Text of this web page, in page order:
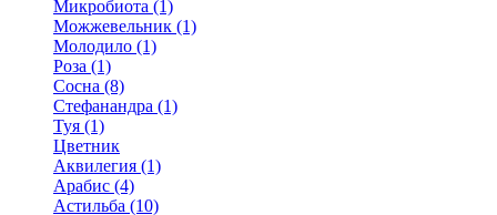
Микробиота (1)
Можжевельник (1)
Молодило (1)
Роза (1)
Сосна (8)
Стефанандра (1)
Туя (1)
Цветник
Аквилегия (1)
Арабис (4)
Астильба (10)